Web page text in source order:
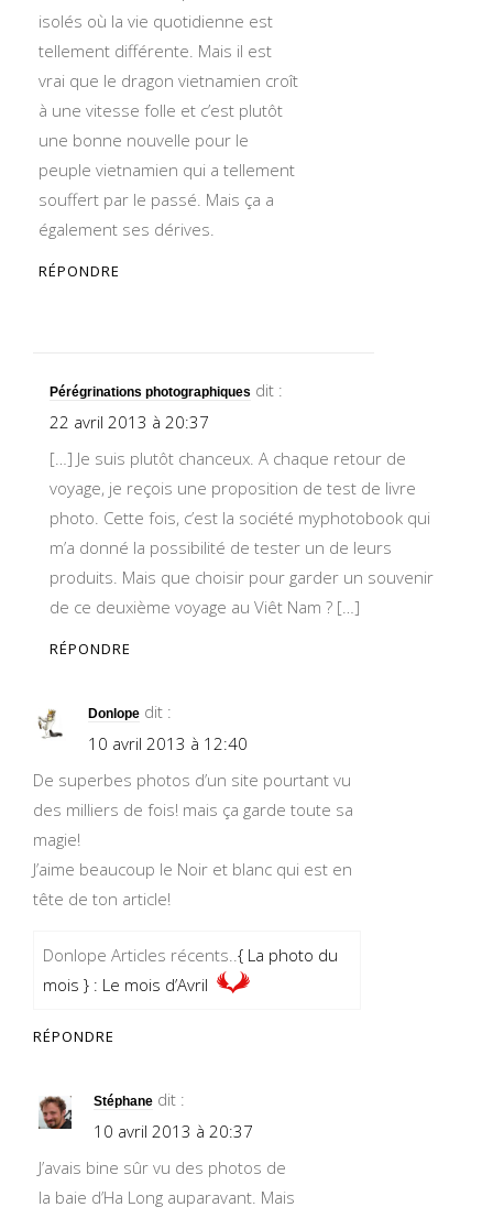
isolés où la vie quotidienne est
tellement différente. Mais il est
vrai que le dragon vietnamien croît
à une vitesse folle et c’est plutôt
une bonne nouvelle pour le
peuple vietnamien qui a tellement
souffert par le passé. Mais ça a
également ses dérives.
RÉPONDRE
Pérégrinations photographiques dit :
22 avril 2013 à 20:37
[…] Je suis plutôt chanceux. A chaque retour de
voyage, je reçois une proposition de test de livre
photo. Cette fois, c’est la société myphotobook qui
m’a donné la possibilité de tester un de leurs
produits. Mais que choisir pour garder un souvenir
de ce deuxième voyage au Viêt Nam ? […]
RÉPONDRE
Donlope dit :
10 avril 2013 à 12:40
De superbes photos d’un site pourtant vu
des milliers de fois! mais ça garde toute sa
magie!
J’aime beaucoup le Noir et blanc qui est en
tête de ton article!
Donlope Articles récents..{ La photo du
mois } : Le mois d’Avril
RÉPONDRE
Stéphane dit :
10 avril 2013 à 20:37
J’avais bine sûr vu des photos de
la baie d’Ha Long auparavant. Mais